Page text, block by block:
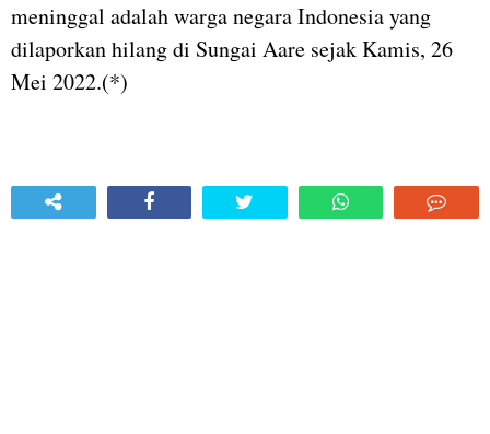
meninggal adalah warga negara Indonesia yang
dilaporkan hilang di Sungai Aare sejak Kamis, 26
Mei 2022.(*)